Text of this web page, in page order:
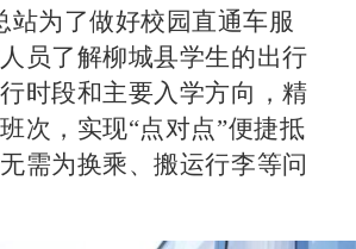
站为了做好校园直通车服
员了解柳城县学生的出行
时段和主要入学方向，精
次，实现“点对点”便捷抵
需为换乘、搬运行李等问